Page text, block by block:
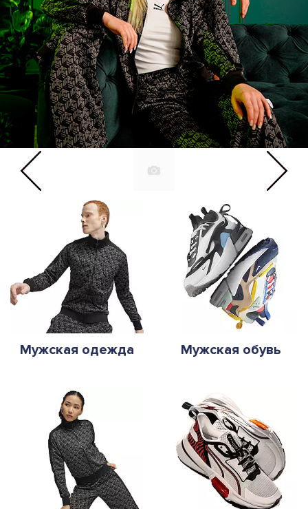
Мужская одежда Мужская обувь